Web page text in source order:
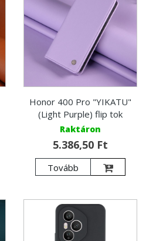
Honor 400 Pro "YIKATU"
(Light Purple) flip tok
Raktáron
5.386,50 Ft
Tovább